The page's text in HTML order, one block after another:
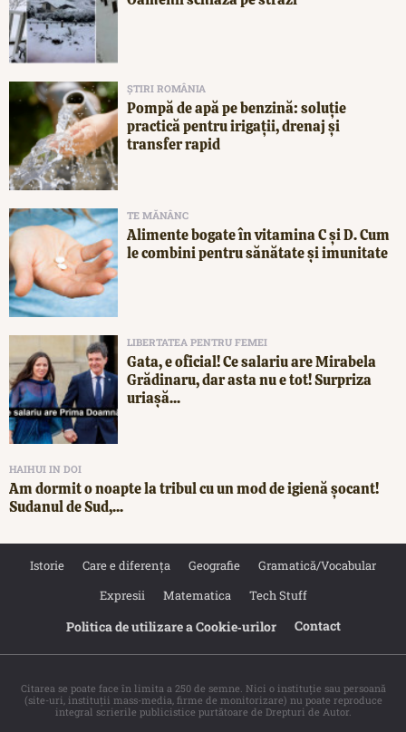
ȘTIRI ROMÂNIA
Pompă de apă pe benzină: soluție
practică pentru irigații, drenaj și
transfer rapid
TE MĂNÂNC
Alimente bogate în vitamina C și D. Cum
le combini pentru sănătate și imunitate
LIBERTATEA PENTRU FEMEI
Gata, e oficial! Ce salariu are Mirabela
Grădinaru, dar asta nu e tot! Surpriza
uriașă...
HAIHUI IN DOI
Am dormit o noapte la tribul cu un mod de igienă șocant!
Sudanul de Sud,...
Istorie Care e diferența Geografie
Gramatică/Vocabular
Expresii
Matematica Tech Stuff
Politica de utilizare a Cookie‐urilor Contact
Citarea se poate face în limita a 250 de semne. Nici o instituţie sau persoană
(site-uri, instituţii mass-media, firme de monitorizare) nu poate reproduce
integral scrierile publicistice purtătoare de Drepturi de Autor.